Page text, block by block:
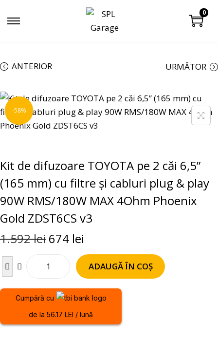
0
ANTERIOR URMĂTOR
-58%
Kit de difuzoare TOYOTA pe 2 căi 6,5”
(165 mm) cu filtre și cabluri plug & play
90W RMS/180W MAX 4Ohm Phoenix
Gold ZDST6CS v3
1.592lei 674 lei
ADAUGĂ ÎN COȘ
Cumpără cu
de la 56.17 LEI / lună